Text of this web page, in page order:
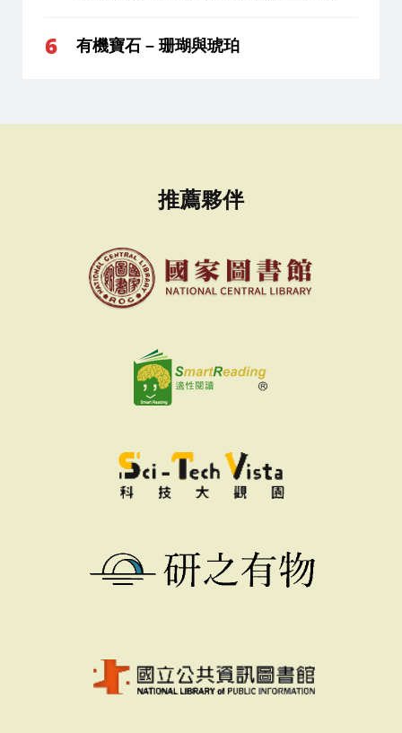
有機寶石 – 珊瑚與琥珀
推薦夥伴